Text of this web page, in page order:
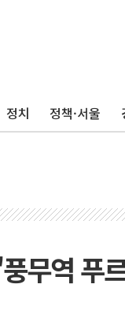
정치 정책·서울
무역 푸